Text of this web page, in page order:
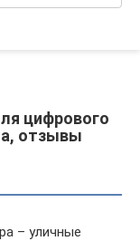
цифрового
отзывы
– уличные